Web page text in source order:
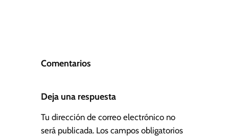
Comentarios
Deja una respuesta
Tu dirección de correo electrónico no
será publicada. Los campos obligatorios